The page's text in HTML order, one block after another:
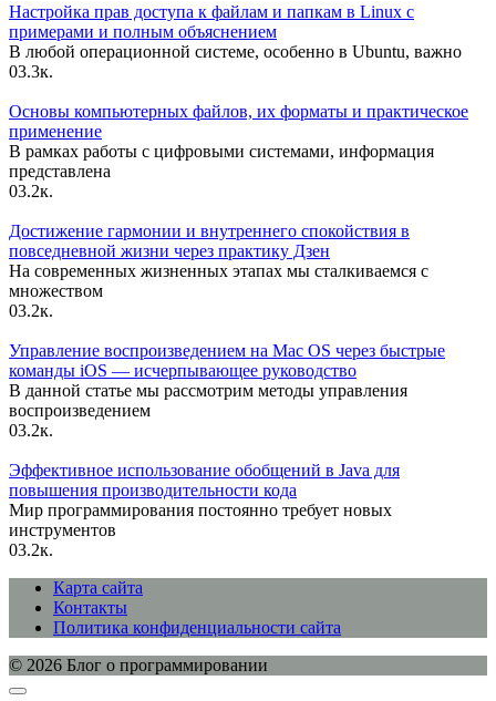
Настройка прав доступа к файлам и папкам в Linux с
примерами и полным объяснением
В любой операционной системе, особенно в Ubuntu, важно
03.3к.
Основы компьютерных файлов, их форматы и практическое
применение
В рамках работы с цифровыми системами, информация
представлена
03.2к.
Достижение гармонии и внутреннего спокойствия в
повседневной жизни через практику Дзен
На современных жизненных этапах мы сталкиваемся с
множеством
03.2к.
Управление воспроизведением на Mac OS через быстрые
команды iOS — исчерпывающее руководство
В данной статье мы рассмотрим методы управления
воспроизведением
03.2к.
Эффективное использование обобщений в Java для
повышения производительности кода
Мир программирования постоянно требует новых
инструментов
03.2к.
Карта сайта
Контакты
Политика конфиденциальности сайта
© 2026 Блог о программировании